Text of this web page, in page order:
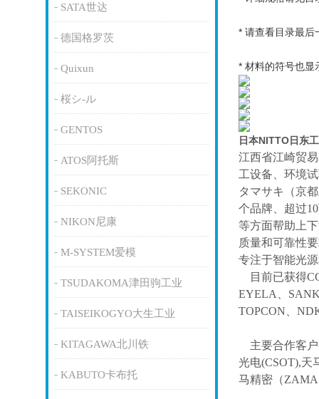
SATA世达
德国格罗茨
Quixun
桜シ-ル
GENTOS
ATOS阿托斯
SEKONIC
NIKON尼康
M-SYSTEM爱模
TSUDAKOMA津田驹工业
TAISEIKOGYO大生工业
KITAGAWA北川铁
KABUTO卡布托
* 请查看目录最后
* 材料的符号也显
日本NITTO日东
江西省江崎贸
工设备、环境
タマサキ（京
个品牌、超过
等方面帮助上
质量和可靠性
专注于智能光
目前已获得
EYELA、
TOPCON、
主要合作客
光电(CSOT),天
马精密（